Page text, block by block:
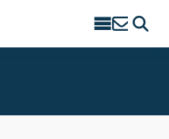
Search